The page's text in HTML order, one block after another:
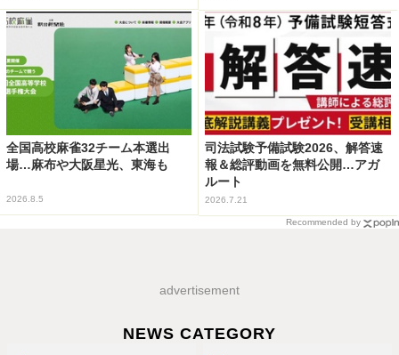
全国高校麻雀32チーム本選出
場…麻布や大阪星光、東海も
2026.8.5
司法試験予備試験2026、解答速
報＆総評動画を無料公開…アガ
ルート
2026.7.21
Recommended by
advertisement
NEWS CATEGORY